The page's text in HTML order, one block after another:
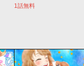
1話無料